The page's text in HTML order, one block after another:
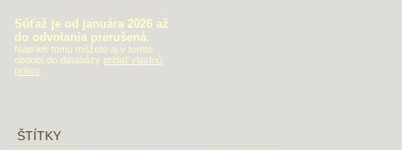
Súťaž je od januára 2026 až
do odvolania prerušená.
Napriek tomu môžete aj v tomto
období do databázy pridať vlastnú
prácu
ŠTÍTKY